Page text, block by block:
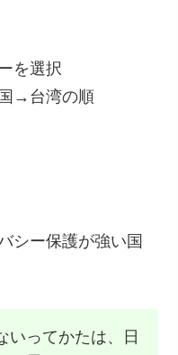
を選択
→台湾の順
シー保護が強い国
いってかたは、日